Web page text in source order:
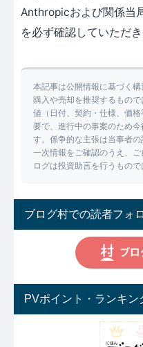
Anthropicおよび関係当
を必ず確認していただき
本記事は公開情報に基づく
購入や売却を推奨するもの
値（日付、契約・仕様、価
要で、進行中の事案のため
す。係争的な主張は当事者
一次情報をご確認のうえ、
ログは投資助言を行うもので
ブログ村での読者フォ
PVポイント・ランキン